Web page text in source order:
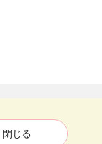
閉じる